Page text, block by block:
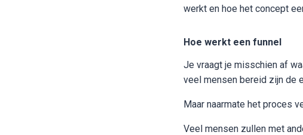
werkt en hoe het concept
Hoe werkt een funnel
Je vraagt je misschien af
veel mensen bereid zijn de
Maar naarmate het proces
Veel mensen zullen met